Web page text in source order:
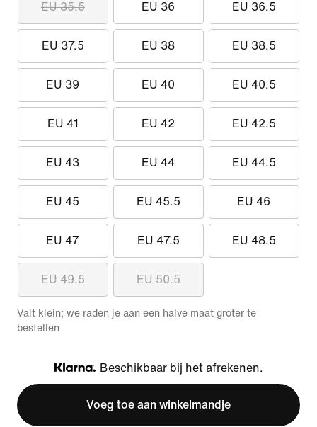
EU 35.5 EU 36 EU 36.5
EU 37.5 EU 38 EU 38.5
EU 39 EU 40 EU 40.5
EU 41 EU 42 EU 42.5
EU 43 EU 44 EU 44.5
EU 45 EU 45.5 EU 46
EU 47 EU 47.5 EU 48.5
EU 49.5 EU 50.5
Valt klein; we raden je aan een halve maat groter te
bestellen
Klarna
Beschikbaar bij het afrekenen.
Voeg toe aan winkelmandje